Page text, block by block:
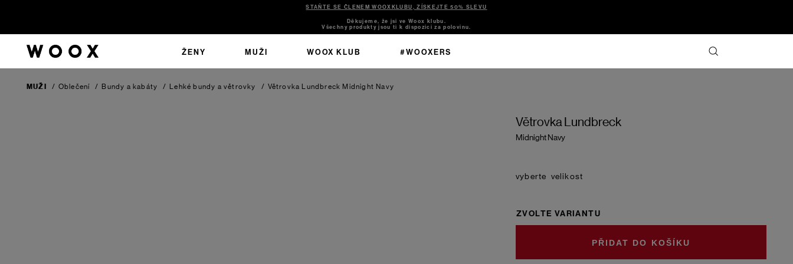
STAŇTE SE ČLENEM WOOXKLUBU, ZÍSKEJTE 50% SLEVU
Děkujeme, že jsi ve Woox klubu.
Všechny produkty jsou ti k dispozici za polovinu.
ŽENY MUŽI WOOX KLUB #WOOXERS
MUŽI / Oblečení / Bundy a kabáty / Lehké bundy a větrovky / Větrovka Lundbreck Midnight Navy
Větrovka Lundbreck
Midnight Navy
velikost
ZVOLTE VARIANTU
DO KOŠÍKU